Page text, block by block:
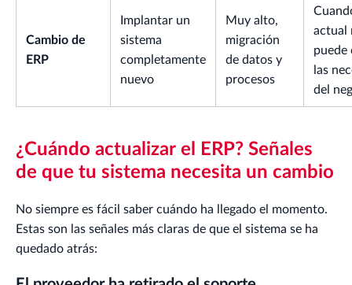
Cambio de
ERP
Implantar un
sistema
completamente
nuevo
Muy alto,
migración
de datos y
procesos
actual
puede
las
del
¿Cuándo actualizar el ERP? Señales
de que tu sistema necesita un cambio
No siempre es fácil saber cuándo ha llegado el momento.
Estas son las señales más claras de que el sistema se ha
quedado atrás: